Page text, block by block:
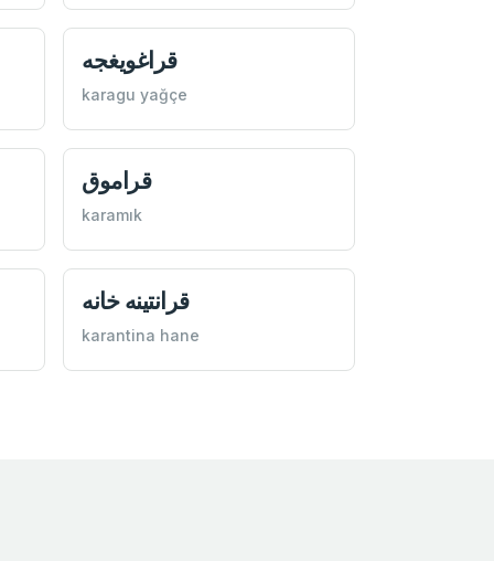
قراغويغجه
karagu yağçe
قراموق
karamık
قرانتينه خانه
karantina hane